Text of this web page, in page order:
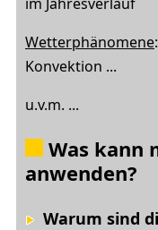
Wetterphänomene
Konvektion ...
u.v.m. ...
Was kann
anwenden?
Warum sind